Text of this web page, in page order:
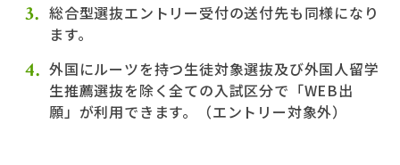
情報の取り扱いについて
Official SNS
総合型選抜エントリー受付の送付先も同様になり
ます。
外国にルーツを持つ生徒対象選抜及び外国人留学
生推薦選抜を除く全ての入試区分で「WEB出
願」が利用できます。（エントリー対象外）